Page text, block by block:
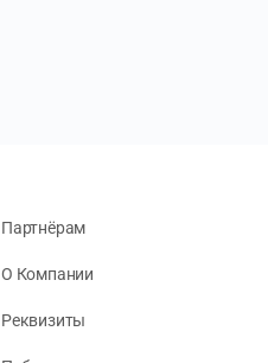
Партнёрам
О Компании
Реквизиты